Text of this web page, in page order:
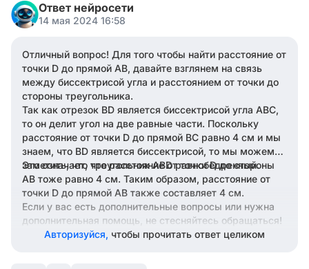
Ответ нейросети
14 мая 2024 16:58
Отличный вопрос! Для того чтобы найти расстояние от
точки D до прямой АB, давайте взглянем на связь
между биссектрисой угла и расстоянием от точки до
стороны треугольника.
Так как отрезок BD является биссектрисой угла ABC,
то он делит угол на две равные части. Поскольку
расстояние от точки D до прямой BC равно 4 см и мы
знаем, что BD является биссектрисой, то мы можем
заметить, что треугольник ABD равнобедренный.
Это означает, что расстояние от точки D до стороны
AB тоже равно 4 см. Таким образом, расстояние от
точки D до прямой AB также составляет 4 см.
Если у вас есть дополнительные вопросы или нужна
дополнительная помощь, не стесняйтесь обращаться!
Авторизуйся, чтобы прочитать ответ целиком